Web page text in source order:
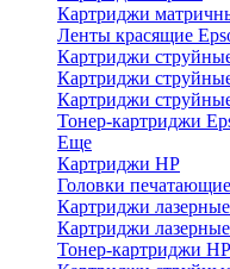
Картриджи
Ленты красящие
Картриджи
Картриджи
Картриджи
Тонер-картриджи
Еще
Картриджи HP
Головки
Картриджи
Картриджи
Тонер-картриджи HP